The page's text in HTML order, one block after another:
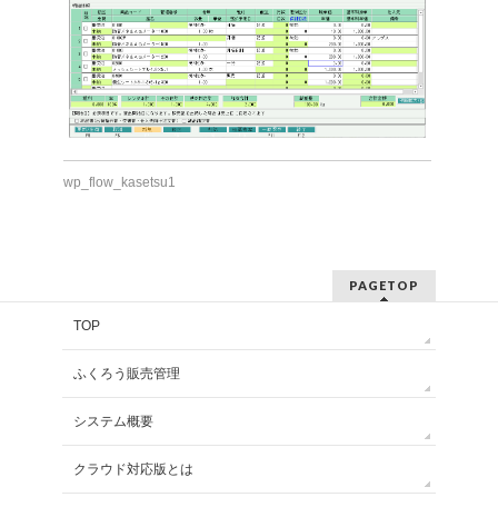
wp_flow_kasetsu1
PAGETOP
TOP
ふくろう販売管理
システム概要
クラウド対応版とは